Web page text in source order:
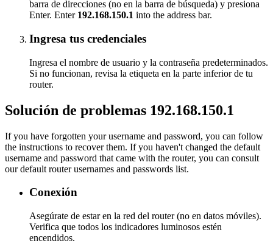
barra de direcciones (no en la barra de búsqueda) y presiona
Enter. Enter 192.168.150.1 into the address bar.
Ingresa tus credenciales
Ingresa el nombre de usuario y la contraseña predeterminados.
Si no funcionan, revisa la etiqueta en la parte inferior de tu
router.
Solución de problemas 192.168.150.1
If you have forgotten your username and password, you can follow
the instructions to recover them. If you haven't changed the default
username and password that came with the router, you can consult
our default router usernames and passwords list.
Conexión
Asegúrate de estar en la red del router (no en datos móviles).
Verifica que todos los indicadores luminosos estén
encendidos.